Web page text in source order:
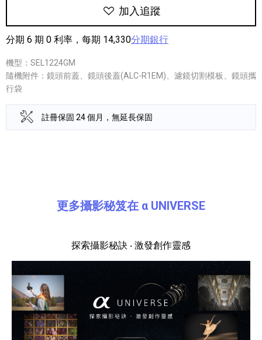
加入追蹤
分期 6 期 0 利率，每期 14,330分期銀行
機型：SEL1224GM
隨機附件：鏡頭前蓋、鏡頭後蓋(ALC-R1EM)、濾鏡切割模板、鏡頭攜
行袋
註冊保固 24 個月，無延長保固
更多攝影秘笈在 α UNIVERSE
探索攝影秘訣 ‧ 激發創作靈感